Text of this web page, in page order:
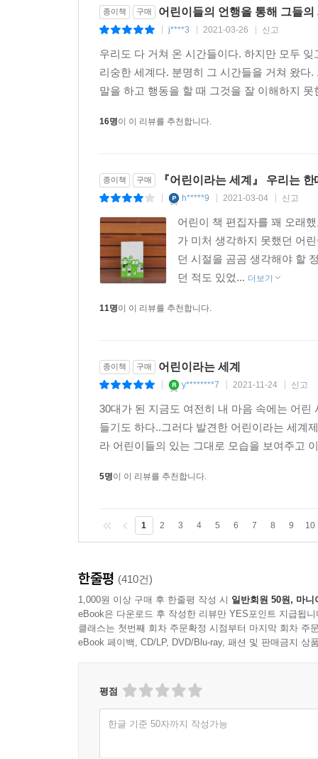
종이책 구매 어린이들의 언행을 통해 그들
j****3 2021-03-26 신고
우리도 다 거쳐 온 시간들이다. 하지만 모두
리숭한 세계다. 분명히 그 시간들을 거쳐 왔
말을 하고 행동을 할 때 그것을 잘 이해하지
16명이 이 리뷰를 추천합니다.
종이책 구매 『어린이라는 세계』 우리는
h*****9 2021-03-04 신고
어린이 책 편집자를 꽤 오래
가 미처 생각하지 못했던 어
던 시절을 곰곰 생각해야 할
던 적도 있었... 더보기
11명이 이 리뷰를 추천합니다.
종이책 구매 어린이라는 세계
y********7 2021-11-24 신고
30대가 된 지금도 여전히 내 마음 속에는 어
들기도 하다..그러다 발견한 어린이라는 세계
라 어린이들의 있는 그대로 모습을 보여주고
5명이 이 리뷰를 추천합니다.
1 2 3 4 5 6 7 8 9 10
한줄평 (410건)
1,000원 이상 구매 후 한줄평 작성 시 일반회원 50원, 마니
eBook은 다운로드 후 작성한 리뷰만 YES포인트 지급됩니
클래스는 첫번째 회차 주문확정 시점부터 마지막 회차 주
eBook 페이백, CD/LP, DVD/Blu-ray, 패션 및 판매금지 상
평점
한글 기준 50자까지 작성가능